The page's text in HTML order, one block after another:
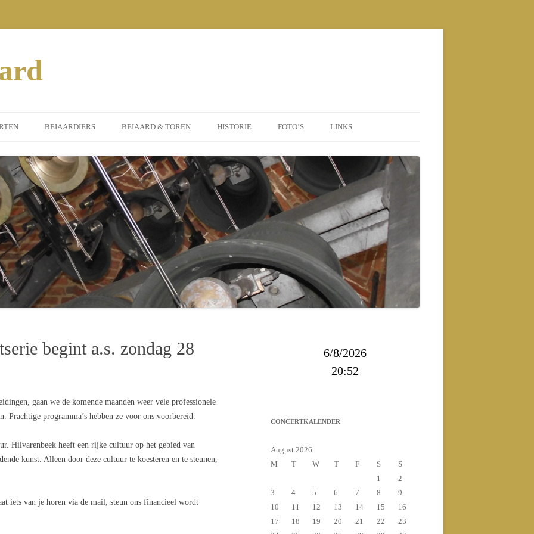
2014
2015
2016
2017
2018
BEIAARDIERS
DORPSBEIAARDIER
GASTBEIAARDIERS
BEIAARD & TOREN
INSTRUMENT
ST. PETRUS TOREN
HISTORIE FOTO’S
POSTERS
2010 NIEUWE BEIAARD
2010
2013
LINKS
begint a.s. zondag 28
gaan we de komende maanden weer vele professionele
Prachtige programma’s hebben ze voor ons voorbereid.
Hilvarenbeek heeft een rijke cultuur op het gebied van
kunst. Alleen door deze cultuur te koesteren en te steunen,
iets van je horen via de mail, steun ons financieel wordt
6/8/2026
20:52
CONCERTKALENDER
August 2026
M
T W T F S
S
1
2
3
4 5 6 7 8
9
10
11 12 13 14 15
16
17
18 19 20 21 22
23